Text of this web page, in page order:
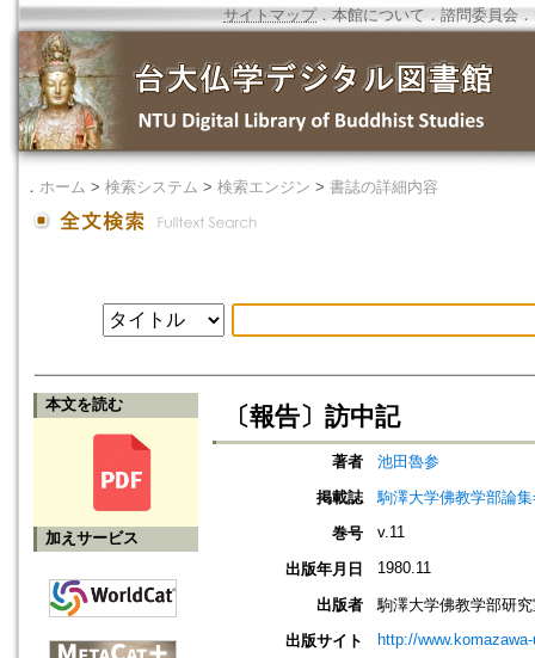
サイトマップ．本館について ． 諮問委員会 ．
． ホーム > 検索システム > 検索エンジン > 書誌の詳細内容
本文を読む
加えサービス
〔報告〕訪中記
著者
池田魯参
掲載誌
駒澤大学佛教学部論
巻号
v.11
出版年月日 1980.11
出版者
駒澤大学佛教学部研
出版サイト
http://